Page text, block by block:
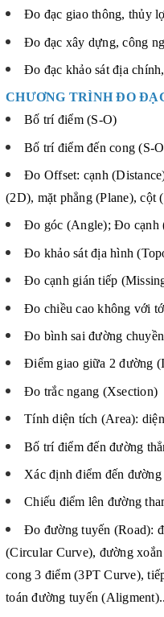
Đo đạc giao thông, thủy
Đo đạc xây dựng, công
Đo đạc khảo sát địa
CHƯƠNG TRÌNH ĐO
Bố trí điểm (S-O)
Bố trí điểm đến cong (S-
Đo Offset: cạnh
(2D), mặt phẳng (Plane), cột
Đo góc (Angle); Đo cạnh
Đo khảo sát địa hình
Đo cạnh gián tiếp
Đo chiều cao không với
Đo bình sai đường
Điểm giao giữa 2 đường
Đo trắc ngang (Xsection)
Tính diện tích (Area):
Bố trí điểm đến đường
Xác định điểm đến
Chiếu điểm lên đường
Đo đường tuyến (Road):
(Circular Curve), đường
cong 3 điểm (3PT Curve),
toán đường tuyến